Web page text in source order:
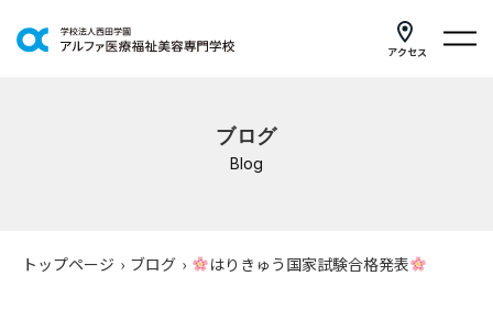
アクセス
ブログ
Blog
トップページ › ブログ › はりきゅう国家試験合格発表